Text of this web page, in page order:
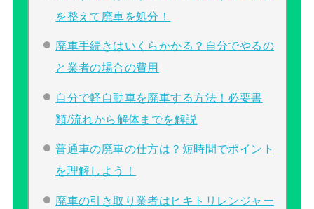
を整えて廃車を処分！
廃車手続きはいくらかかる？自分でやるの
と業者の場合の費用
自分で軽自動車を廃車する方法！必要書
類/流れから解体までを解説
普通車の廃車の仕方は？短時間でポイント
を理解しよう！
廃車の引き取り業者はヒキトリレンジャー